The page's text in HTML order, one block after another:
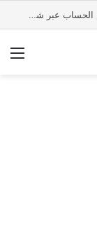
الاستعلام عن فاتورة الكهرباء في السعودية برقم الحساب عبر شركة الكهرباء